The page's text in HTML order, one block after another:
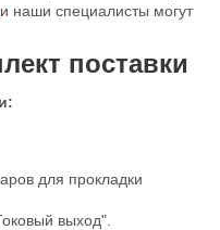
и наши специалисты могут
поставки
для прокладки
выход".